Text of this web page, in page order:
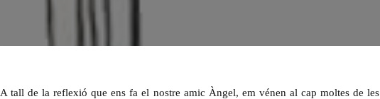
A tall de la reflexió que ens fa el nostre amic Àngel, em vénen al cap moltes de les